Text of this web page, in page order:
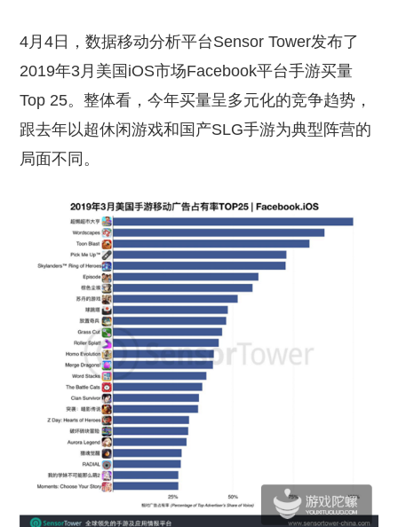
4月4日，数据移动分析平台Sensor Tower发布了
2019年3月美国iOS市场Facebook平台手游买量
Top 25。整体看，今年买量呈多元化的竞争趋势，
跟去年以超休闲游戏和国产SLG手游为典型阵营的
局面不同。